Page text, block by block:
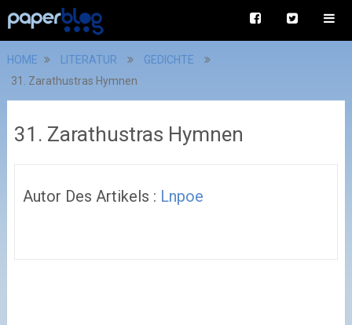
HOME LITERATUR
GEDICHTE
31. Zarathustras Hymnen
31. Zarathustras Hymnen
Autor Des Artikels : Lnpoe